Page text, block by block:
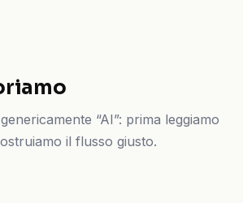
“AI”: prima leggiamo
il flusso giusto.